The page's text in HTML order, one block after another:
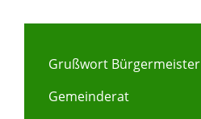
Grußwort Bürgermeister
Gemeinderat